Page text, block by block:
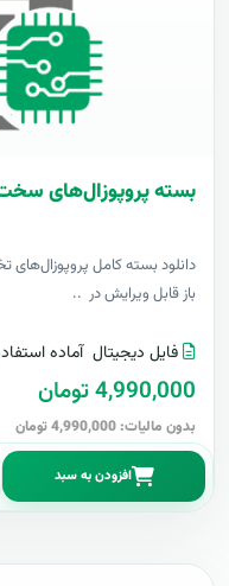
بسته پروپوزال‌های
دانلود بسته کامل
باز قابل ویرایش در ..
فایل دیجیتال آماده
4,990,000 تومان
بدون مالیات: 4,990,000 تومان
افزودن به سبد